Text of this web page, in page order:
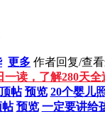
更多 作者回复/查看
一读，了解280天全
帖 预览 20个婴儿
帖 预览 一定要讲给